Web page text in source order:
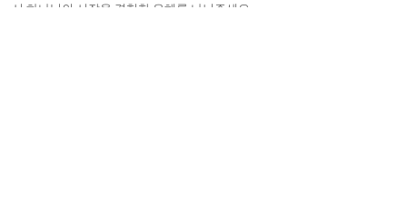
서 하나님의 시작을 경험한 은혜를 나눠주세요.